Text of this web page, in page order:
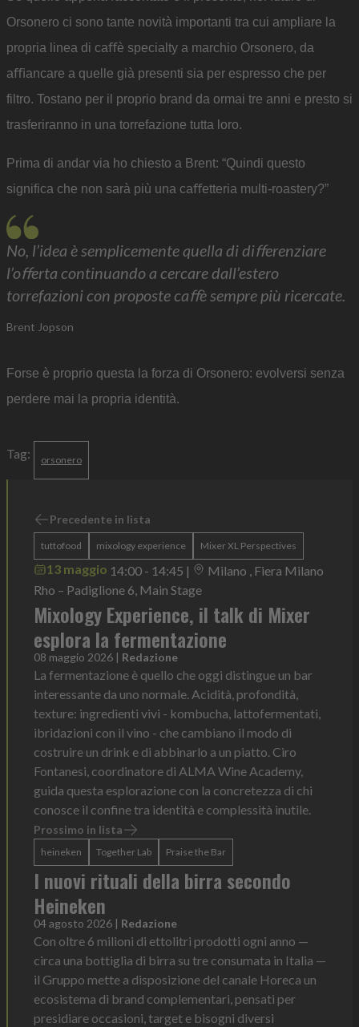
Orsonero ci sono tante novità importanti tra cui ampliare la
propria linea di caﬀè specialty a marchio Orsonero, da
aﬃancare a quelle già presenti sia per espresso che per
filtro. Tostano per il proprio brand da ormai tre anni e presto si
trasferiranno in una torrefazione tutta loro.
Prima di andar via ho chiesto a Brent: “Quindi questo
significa che non sarà più una caﬀetteria multi-roastery?”
No, l’idea è semplicemente quella di diﬀerenziare
l’oﬀerta continuando a cercare dall’estero
torrefazioni con proposte caﬀè sempre più ricercate.
Brent Jopson
Forse è proprio questa la forza di Orsonero: evolversi senza
perdere mai la propria identità.
Tag: orsonero
Precedente in lista
tuttofood mixology experience Mixer XL Perspectives
13 maggio 14:00 - 14:45 |
Milano , Fiera Milano
Rho – Padiglione 6, Main Stage
Mixology Experience, il talk di Mixer
esplora la fermentazione
08 maggio 2026 | Redazione
La fermentazione è quello che oggi distingue un bar
interessante da uno normale. Acidità, profondità,
texture: ingredienti vivi - kombucha, lattofermentati,
ibridazioni con il vino - che cambiano il modo di
costruire un drink e di abbinarlo a un piatto. Ciro
Fontanesi, coordinatore di ALMA Wine Academy,
guida questa esplorazione con la concretezza di chi
conosce il confine tra identità e complessità inutile.
Prossimo in lista
heineken Together Lab Praise the Bar
I nuovi rituali della birra secondo
Heineken
04 agosto 2026 | Redazione
Con oltre 6 milioni di ettolitri prodotti ogni anno —
circa una bottiglia di birra su tre consumata in Italia —
il Gruppo mette a disposizione del canale Horeca un
ecosistema di brand complementari, pensati per
presidiare occasioni, target e bisogni diversi